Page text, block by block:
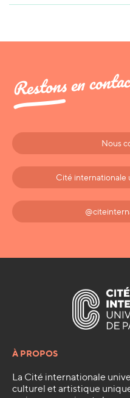
Restons en
Nous
Cité internationale
À PROPOS
La Cité internationale
culturel et artistique